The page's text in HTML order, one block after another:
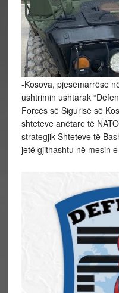
-Kosova, pjesëmarrëse
ushtrimin ushtarak
Forcës së Sigurisë së
shteteve anëtare të
strategjik Shteteve të
jetë gjithashtu në mesin